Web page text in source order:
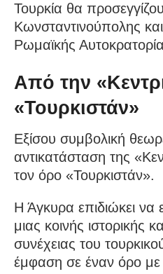
Τουρκία θα
Κωνσταντινούπολης
Ρωμαϊκής
Από την
«Τουρκιστάν»
Εξίσου συμβολική
αντικατάσταση της
τον όρο «Τουρκιστάν».
Η Άγκυρα επιδιώκει να
μιας κοινής ιστορικής
συνέχειας του
έμφαση σε έναν όρο με